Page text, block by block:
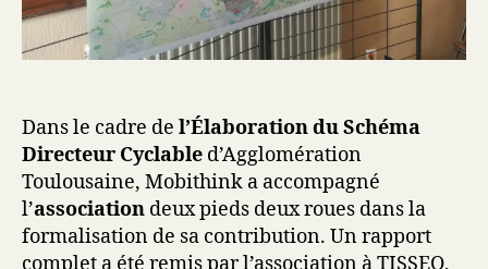
Dans le cadre de l’Élaboration du Schéma
Directeur Cyclable d’Agglomération
Toulousaine, Mobithink a accompagné
l’association deux pieds deux roues dans la
formalisation de sa contribution. Un rapport
complet a été remis par l’association à TISSEO,